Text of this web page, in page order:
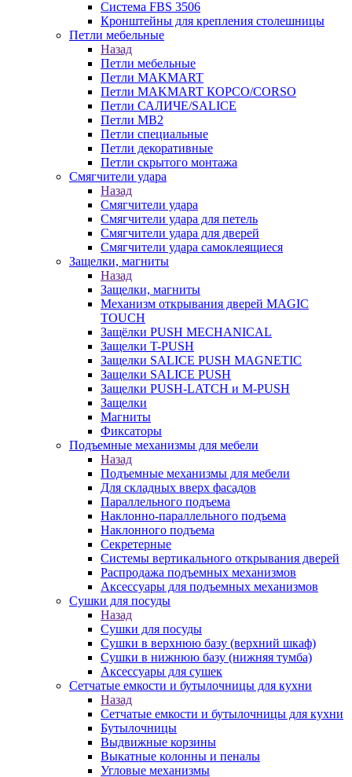
Система FBS 3506
Кронштейны для крепления столешницы
Петли мебельные
Назад
Петли мебельные
Петли MAKMART
Петли MAKMART КОРСО/CORSO
Петли САЛИЧЕ/SALICE
Петли MB2
Петли специальные
Петли декоративные
Петли скрытого монтажа
Смягчители удара
Назад
Смягчители удара
Смягчители удара для петель
Смягчители удара для дверей
Cмягчители удара самоклеящиеся
Защелки, магниты
Назад
Защелки, магниты
Механизм открывания дверей MAGIC
TOUCH
Защёлки PUSH MECHANICAL
Защелки T-PUSH
Защелки SALICE PUSH MAGNETIC
Защелки SALICE PUSH
Защелки PUSH-LATCH и M-PUSH
Защелки
Магниты
Фиксаторы
Подъемные механизмы для мебели
Назад
Подъемные механизмы для мебели
Для складных вверх фасадов
Параллельного подъема
Наклонно-параллельного подъема
Наклонного подъема
Секретерные
Системы вертикального открывания дверей
Распродажа подъемных механизмов
Аксессуары для подъемных механизмов
Сушки для посуды
Назад
Сушки для посуды
Сушки в верхнюю базу (верхний шкаф)
Сушки в нижнюю базу (нижняя тумба)
Аксессуары для сушек
Сетчатые емкости и бутылочницы для кухни
Назад
Сетчатые емкости и бутылочницы для кухни
Бутылочницы
Выдвижные корзины
Выкатные колонны и пеналы
Угловые механизмы